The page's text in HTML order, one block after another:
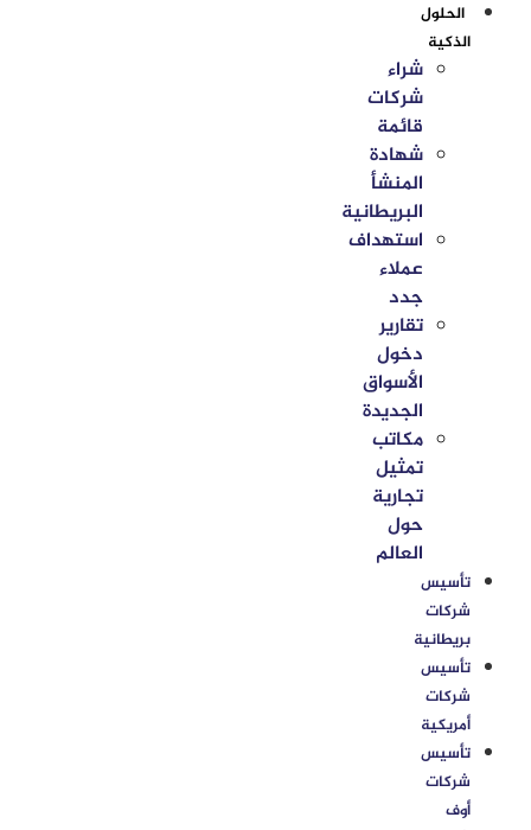
الحلول
الذكية
شراء
شركات
قائمة
شهادة
المنشأ
البريطانية
استهداف
عملاء
جدد
تقارير
دخول
الأسواق
الجديدة
مكاتب
تمثيل
تجارية
حول
العالم
تأسيس
شركات
بريطانية
تأسيس
شركات
أمريكية
تأسيس
شركات
أوف